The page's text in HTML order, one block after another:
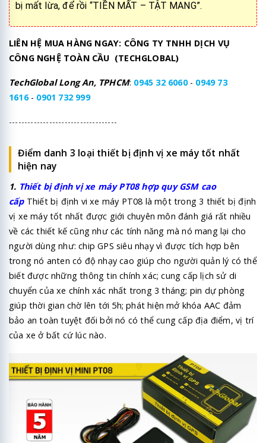
bị mất lừa, để rồi “TIỀN MẤT – TẬT MANG”.
LIÊN HỆ MUA HÀNG NGAY: CÔNG TY TNHH DỊCH VỤ
CÔNG NGHỆ TOÀN CẦU (TECHGLOBAL)
TechGlobal Long An, TPHCM: 0945 32 6060- 0949 73
1616- 0901 732 999
-----------------------------------
Điểm danh 3 loại thiết bị định vị xe máy tốt nhất
hiện nay
1. Thiết bịđịnh vị xe máy PT08hợp quy GSM cao
cấp Thiết bị định vi xe máy PT08 là một trong 3 thiết bị định
vị xe máy tốt nhất được giới chuyên môn đánh giá rất nhiều
về các thiết kế cũng như các tính năng mà nó mang lại cho
người dùng như: chip GPS siêu nhạy vì được tích hợp bên
trong nó anten có độ nhạy cao giúp cho người quản lý có thể
biết được những thông tin chính xác; cung cấp lịch sử di
chuyển của xe chính xác nhất trong 3 tháng; pin dự phòng
giúp thời gian chờ lên tới 5h; phát hiện mở khóa AAC đảm
bảo an toàn tuyệt đối bởi nó có thể cung cấp địa điểm, vị trí
của xe ở bất cứ lúc nào.